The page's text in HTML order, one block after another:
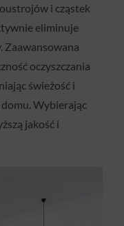
i cząstek
eliminuje
Zaawansowana
oczyszczania
świeżość i
Wybierając
jakość i